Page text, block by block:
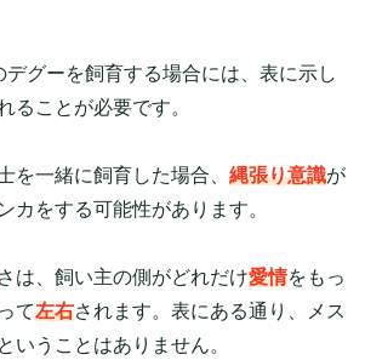
デグーを飼育する場合には、表に示し
ることが必要です。
を一緒に飼育した場合、 縄張り意識が
カをする可能性があります。
は、飼い主の側がどれだけ愛情をもっ
て左右されます。表にある通り、メス
いうことはありません。